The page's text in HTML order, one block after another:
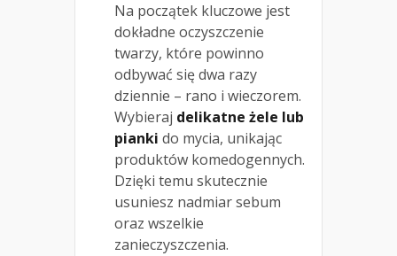
Na początek kluczowe jest
dokładne oczyszczenie
twarzy, które powinno
odbywać się dwa razy
dziennie – rano i wieczorem.
Wybieraj delikatne żele lub
pianki do mycia, unikając
produktów komedogennych.
Dzięki temu skutecznie
usuniesz nadmiar sebum
oraz wszelkie
zanieczyszczenia.